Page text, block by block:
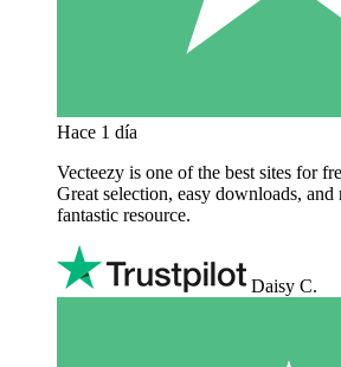
Hace 1 día
Vecteezy is one of the best sites for
Great selection, easy downloads,
fantastic resource.
Daisy C.